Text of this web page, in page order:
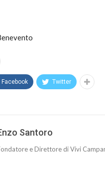
Facebook Twitter
Santoro
e Direttore di Vivi